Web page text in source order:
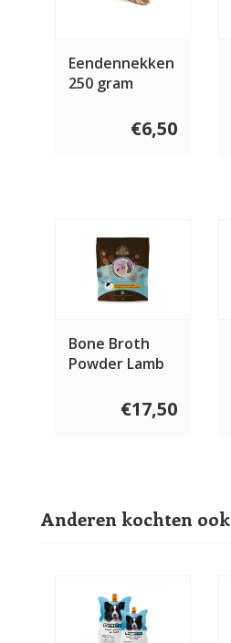
Eendennekken
250 gram
€6,50
Bone Broth
Powder Lamb
€17,50
Anderen kochten ook